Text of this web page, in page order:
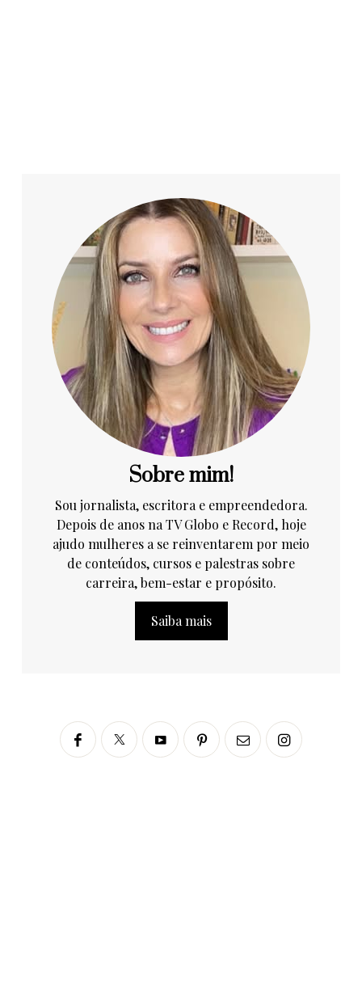
Sobre mim!
Sou jornalista, escritora e empreendedora.
Depois de anos na TV Globo e Record, hoje
ajudo mulheres a se reinventarem por meio
de conteúdos, cursos e palestras sobre
carreira, bem-estar e propósito.
Saiba mais